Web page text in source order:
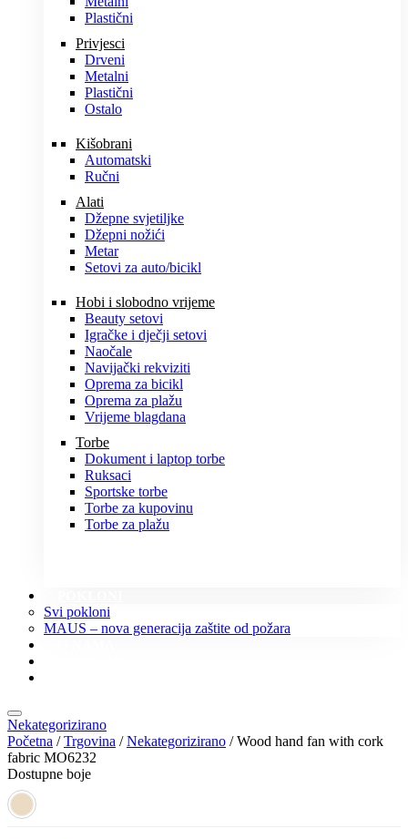
Plastični
Privjesci
Drveni
Metalni
Plastični
Ostalo
Kišobrani
Automatski
Ručni
Alati
Džepne svjetiljke
Džepni nožići
Metar
Setovi za auto/bicikl
Hobi i slobodno vrijeme
Beauty setovi
Igračke i dječji setovi
Naočale
Navijački rekviziti
Oprema za bicikl
Oprema za plažu
Vrijeme blagdana
Torbe
Dokument i laptop torbe
Ruksaci
Sportske torbe
Torbe za kupovinu
Torbe za plažu
Svi pokloni
MAUS – nova generacija zaštite od požara
Nekategorizirano
Početna /Trgovina /Nekategorizirano / Wood hand fan with cork
fabric MO6232
Dostupne boje